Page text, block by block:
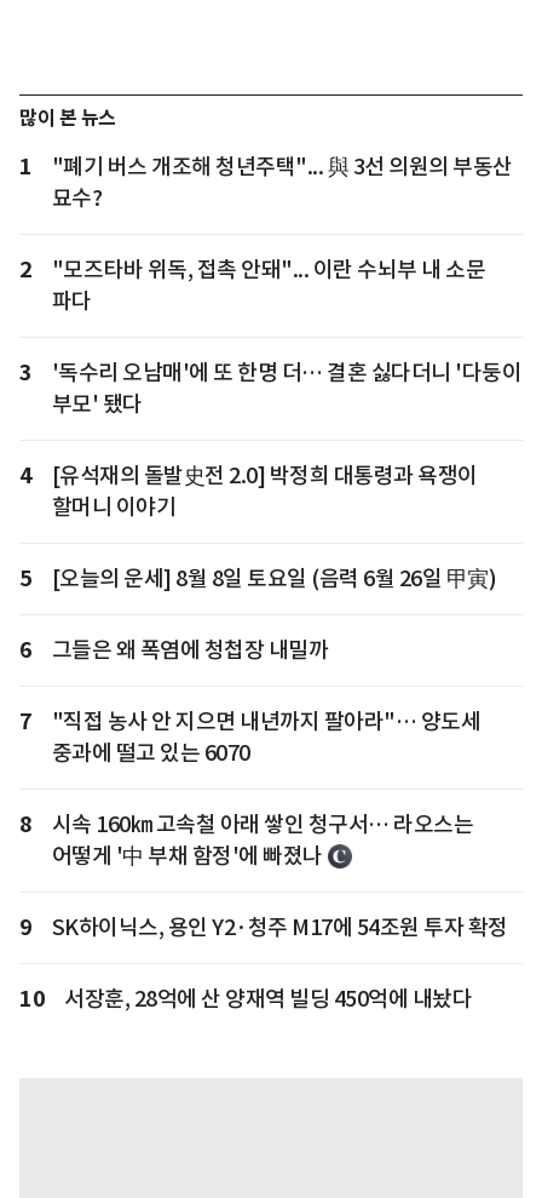
많이 본 뉴스
1
"폐기 버스 개조해 청년주택"... 與 3선 의원의 부동산
묘수?
2
"모즈타바 위독, 접촉 안돼"... 이란 수뇌부 내 소문
파다
3
'독수리 오남매'에 또 한명 더… 결혼 싫다더니 '다둥이
부모' 됐다
4
[유석재의 돌발史전 2.0] 박정희 대통령과 욕쟁이
할머니 이야기
5 [오늘의 운세] 8월 8일 토요일 (음력 6월 26일 甲寅)
6 그들은 왜 폭염에 청첩장 내밀까
7
"직접 농사 안 지으면 내년까지 팔아라"… 양도세
중과에 떨고 있는 6070
8
시속 160㎞ 고속철 아래 쌓인 청구서… 라오스는
어떻게 '中 부채 함정'에 빠졌나
9 SK하이닉스, 용인 Y2·청주 M17에 54조원 투자 확정
10 서장훈, 28억에 산 양재역 빌딩 450억에 내놨다